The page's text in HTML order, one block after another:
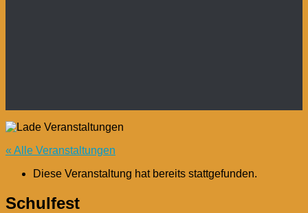
« Alle Veranstaltungen
Diese Veranstaltung hat bereits stattgefunden.
Schulfest